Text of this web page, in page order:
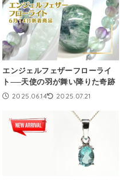
エンジェルフェザーフローライ
ト──天使の羽が舞い降りた奇跡
2025.06.14 2025.07.21